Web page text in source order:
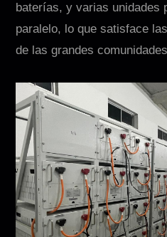
baterías, y varias unidades
paralelo, lo que satisface
de las grandes